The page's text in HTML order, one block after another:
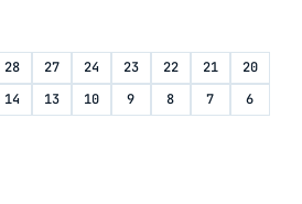
28 27 24 23 22 21
20
14 13 10 9 8 7
6